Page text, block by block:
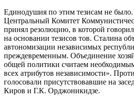
Единодушия по этим тезисам не было.
Центральный Комитет
принял резолюцию, в которой
на основании тезисов тов. Сталина
автономизации независимых
преждевременным. Объединение
общей политики считаем
всех атрибутов независимости».
голосовали присутствовавшие на
Киров и Г.К. Орджоникидзе.